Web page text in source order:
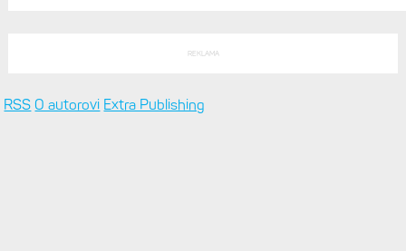
těžko něco vytknout. Ale ta nositelnost